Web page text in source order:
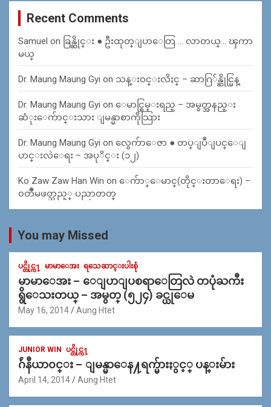
Recent Comments
Samuel on ခြန္ဆိုင္း ● ဦးထုတ္ျပာေတြ … လာတယ္… ၾကာ
မယ္
Dr. Maung Maung Gyi on သန္း၀င္းလိႈင္ – ဆာဂြ်န္ဆိုင္မြန္
Dr. Maung Maung Gyi on ေမာင္စြမ္းရည္ – အမွတ္အနည္း
ဆံုးေက်ာင္းသား ျမန္မာစာကိုသြား
Dr. Maung Maung Gyi on လွေက်ာေဇာ ● တပ္ျပဳျပင္ေျ
ပာင္းလဲေရး – အပုိင္း (၁၂)
Ko Zaw Zaw Han Win on ေက်ာ္ေမာင္(တိုင္းတာေရး) –
၀တၳဳမဖတ္သည့္ ပညာတတ္
You may Missed
ပင္တိုင္က႑ မာမာေအး ရသေဆာင္းပါးစုံ
မာမာေအး – ေျပာျပစရာေတြလဲ တပုံႀကီး
ရွိေသးတယ္ – အမွတ္ (၅၂၄) ခင္ယုေမ
May 16, 2014 Aung Htet
JUNIOR WIN ပင္တိုင္က႑
ဂ်ဴနီယာ၀င္း – ျမန္မာေန႔ရက္မ်ားႏွင့္ ပန္းမ်ား
April 14, 2014 Aung Htet